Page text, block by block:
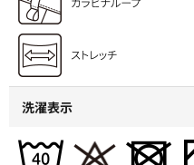
洗濯表示